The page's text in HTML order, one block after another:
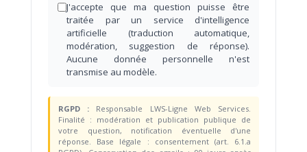
J'accepte que ma question puisse être
traitée par un service d'intelligence
artificielle (traduction automatique,
modération, suggestion de réponse).
Aucune donnée personnelle n'est
transmise au modèle.
RGPD : Responsable LWS-Ligne Web Services.
Finalité : modération et publication publique de
votre question, notification éventuelle d'une
réponse. Base légale : consentement (art. 6.1.a